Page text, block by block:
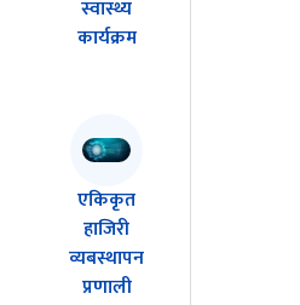
स्वास्थ्य
कार्यक्रम
एकिकृत
हाजिरी
व्यबस्थापन
प्रणाली